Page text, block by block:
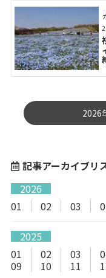
2026
記事アーカイブリ
2026
01
02 03
2025
01
02 03
09
10 11